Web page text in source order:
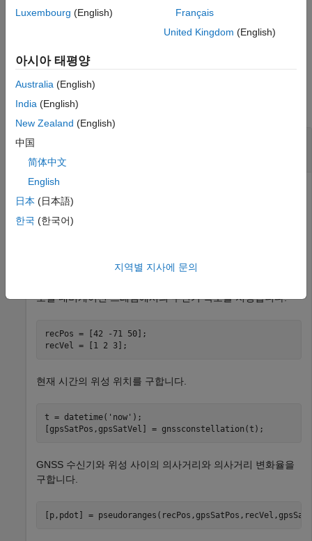
recVel hdop ] = receiverposition(
클록 바이어스, 클록 드리프트, TDOP(time dilution of precision)
예제
모두 축소
추정합니다.
로컬 내비게이션 프레임에서의 수신기 속도를 지정합니다.
recPos = [42 -71 50];
recVel = [1 2 3];
현재 시간의 위성 위치를 구합니다.
t = datetime( 'now' );
[gpsSatPos,gpsSatVel] = gnssconstellation(t);
GNSS 수신기와 위성 사이의 의사거리와 의사거리 변화율을
구합니다.
[p,pdot] =
Luxembourg (English)
Français
United Kingdom (English)
아시아 태평양
Australia (English)
India (English)
New Zealand (English)
中国
简体中文
English
日本 (日本語)
한국 (한국어)
지역별 지사에 문의